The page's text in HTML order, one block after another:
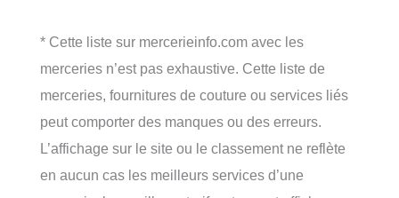
* Cette liste sur mercerieinfo.com avec les
merceries n’est pas exhaustive. Cette liste de
merceries, fournitures de couture ou services liés
peut comporter des manques ou des erreurs.
L’affichage sur le site ou le classement ne reflète
en aucun cas les meilleurs services d’une